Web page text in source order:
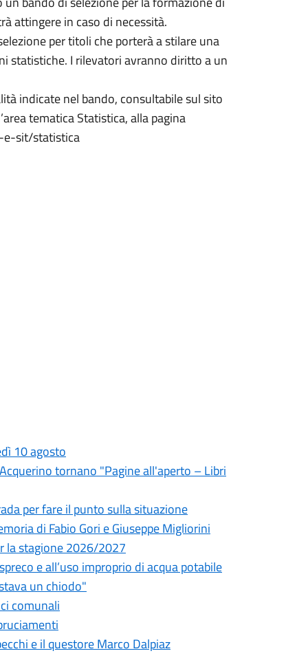
attingere in caso di necessità.
per titoli che porterà a stilare una
statistiche. I rilevatori avranno diritto a un
indicate nel bando, consultabile sul sito
tematica Statistica, alla pagina
e-sit/statistica
10 agosto
tornano "Pagine all'aperto – Libri
per fare il punto sulla situazione
di Fabio Gori e Giuseppe Migliorini
la stagione 2026/2027
e all’uso improprio di acqua potabile
un chiodo"
comunali
e il questore Marco Dalpiaz